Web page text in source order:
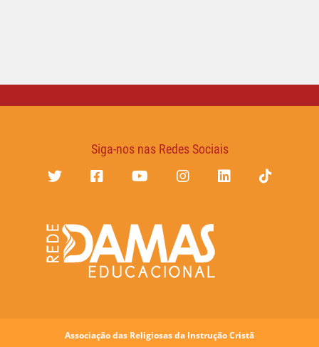
Siga-nos nas Redes Sociais
Associação das Religiosas da Instrução Cristã